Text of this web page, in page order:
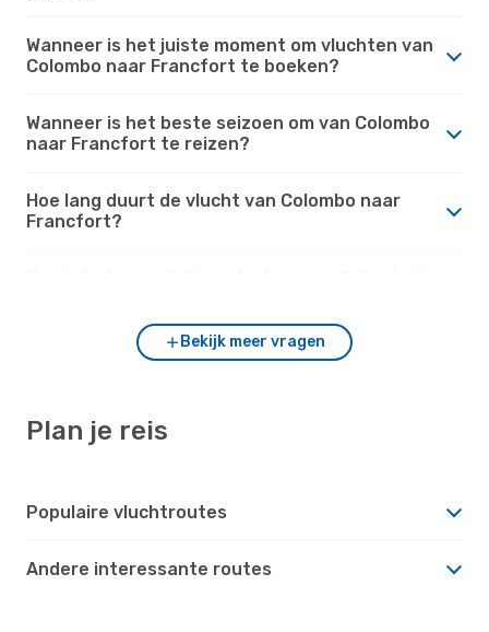
Wanneer is het juiste moment om vluchten van
Colombo naar Francfort te boeken?
Wanneer is het beste seizoen om van Colombo
naar Francfort te reizen?
Hoe lang duurt de vlucht van Colombo naar
Francfort?
Bekijk meer vragen
Plan je reis
Populaire vluchtroutes
Andere interessante routes